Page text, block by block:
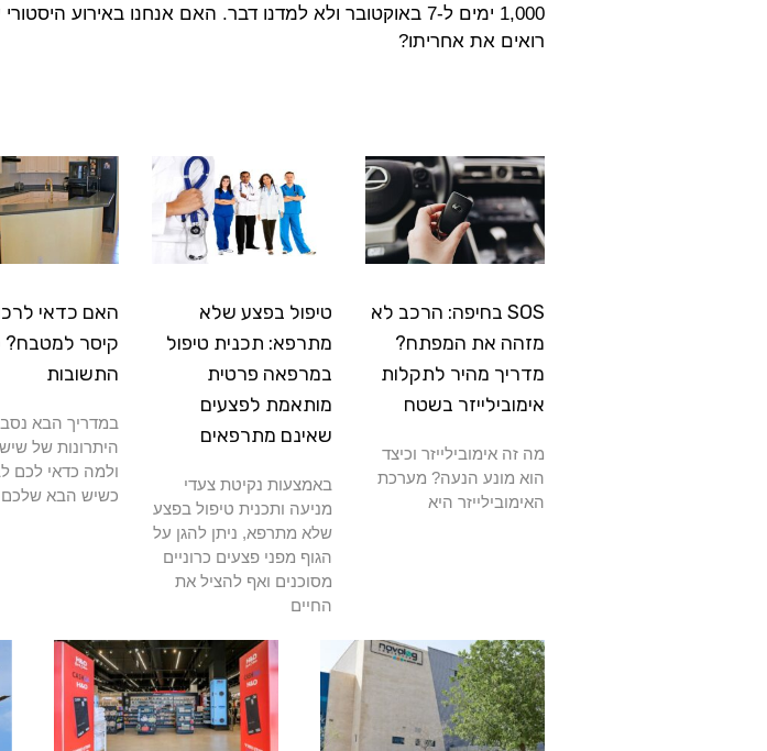
1,000 ימים ל-7 באוקטובר ולא למדנו דבר. האם אנחנו באירוע
רואים את אחריתו?
SOS בחיפה: הרכב לא
מזהה את המפתח?
מדריך מהיר לתקלות
אימובילייזר בשטח
מה זה אימובילייזר וכיצד
הוא מונע הנעה? מערכת
האימובילייזר היא
טיפול בפצע שלא
מתרפא: תכנית טיפול
במרפאה פרטית
מותאמת לפצעים
שאינם מתרפאים
באמצעות נקיטת צעדי
מניעה ותכנית טיפול בפצע
שלא מתרפא, ניתן להגן על
הגוף מפני פצעים כרוניים
מסוכנים ואף להציל את
החיים
האם כדאי
קיסר למטבח?
התשובות
במדריך הבא
היתרונות של
ולמה כדאי לכם
כשיש הבא שלכם